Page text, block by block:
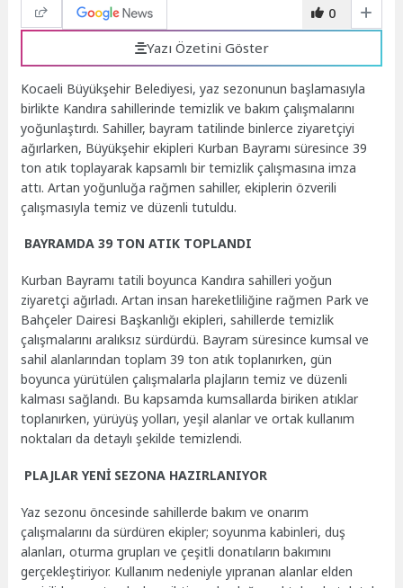
0
Yazı Özetini Göster
Kocaeli Büyükşehir Belediyesi, yaz sezonunun başlamasıyla
birlikte Kandıra sahillerinde temizlik ve bakım çalışmalarını
yoğunlaştırdı. Sahiller, bayram tatilinde binlerce ziyaretçiyi
ağırlarken, Büyükşehir ekipleri Kurban Bayramı süresince 39
ton atık toplayarak kapsamlı bir temizlik çalışmasına imza
attı. Artan yoğunluğa rağmen sahiller, ekiplerin özverili
çalışmasıyla temiz ve düzenli tutuldu.
BAYRAMDA 39 TON ATIK TOPLANDI
Kurban Bayramı tatili boyunca Kandıra sahilleri yoğun
ziyaretçi ağırladı. Artan insan hareketliliğine rağmen Park ve
Bahçeler Dairesi Başkanlığı ekipleri, sahillerde temizlik
çalışmalarını aralıksız sürdürdü. Bayram süresince kumsal ve
sahil alanlarından toplam 39 ton atık toplanırken, gün
boyunca yürütülen çalışmalarla plajların temiz ve düzenli
kalması sağlandı. Bu kapsamda kumsallarda biriken atıklar
toplanırken, yürüyüş yolları, yeşil alanlar ve ortak kullanım
noktaları da detaylı şekilde temizlendi.
PLAJLAR YENİ SEZONA HAZIRLANIYOR
Yaz sezonu öncesinde sahillerde bakım ve onarım
çalışmalarını da sürdüren ekipler; soyunma kabinleri, duş
alanları, oturma grupları ve çeşitli donatıların bakımını
gerçekleştiriyor. Kullanım nedeniyle yıpranan alanlar elden